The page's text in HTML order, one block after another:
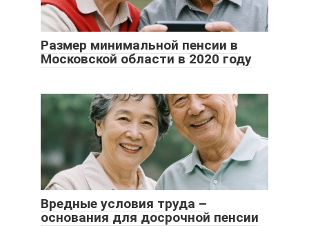
Размер минимальной пенсии в
Московской области в 2020 году
Вредные условия труда –
основания для досрочной пенсии